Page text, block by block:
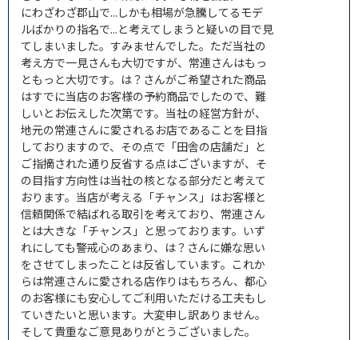
にわざわざ郡山で...しかも相場が急騰してるモデ
ルばかりの指名で...と考えてしまうと疑いの目で見
てしまいました。すみませんでした。ただ当社の
考え方で一見さんも大切ですが、常連さんはもっ
ともっと大切です。は？さんがご希望された商品
はすでに当店のお客様の予約商品でしたので、難
しいとお伝えした次第です。当社の経営方針が、
地元の常連さんに愛されるお店であることを目指
しておりますので、その点で「田舎の店舗だ」と
ご指摘された通り反省する点はございますが、そ
の目指す方向性は当社の核となる部分だと考えて
おります。当店が考える「チャンス」はお客様と
信頼関係で結ばれる取引を考えており、常連さん
とは大きな「チャンス」と思っております。いず
れにしても警戒心のあまり、は？さんに嫌な思い
をさせてしまったことは反省しています。これか
らは常連さんに愛される店作りはもちろん、都心
のお客様にも安心してご利用いただける工夫もし
ていきたいと思います。大変申し訳ありません。
そして貴重なご意見ありがとうございました。